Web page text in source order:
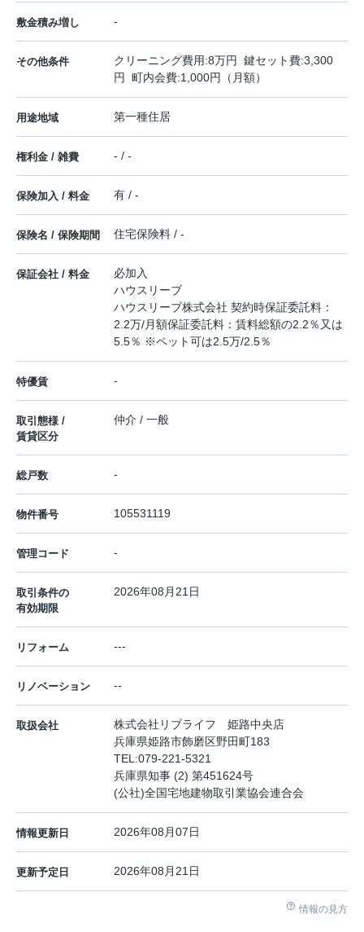
敷金積み増し -
その他条件
クリーニング費用:8万円 鍵セット費:3,300
円 町内会費:1,000円（月額）
用途地域 第一種住居
権利金 / 雑費 - / -
保険加入 / 料金 有 / -
保険名 / 保険期間 住宅保険料 / -
保証会社 / 料金
必加入
ハウスリーブ
ハウスリーブ株式会社 契約時保証委託料：
2.2万/月額保証委託料：賃料総額の2.2％又は
5.5％ ※ペット可は2.5万/2.5％
特優賃 -
取引態様 /
賃貸区分
仲介 / 一般
総戸数 -
物件番号 105531119
管理コード -
取引条件の
有効期限
2026年08月21日
リフォーム ---
リノベーション --
取扱会社
株式会社リブライフ 姫路中央店
兵庫県姫路市飾磨区野田町183
TEL:079-221-5321
兵庫県知事 (2) 第451624号
(公社)全国宅地建物取引業協会連合会
情報更新日 2026年08月07日
更新予定日 2026年08月21日
情報の見方